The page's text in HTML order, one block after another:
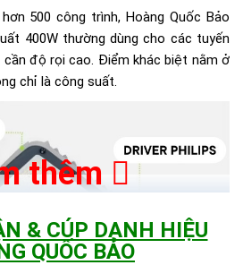
500 công trình, Hoàng Quốc Bảo
400W thường dùng cho các tuyến
độ rọi cao. Điểm khác biệt nằm ở
chỉ là công suất.
thêm
& CÚP DANH HIỆU
QUỐC BẢO